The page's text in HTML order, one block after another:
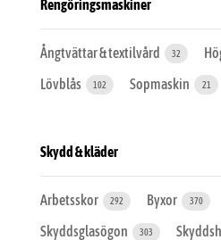
Rengöringsmaskiner
Ångtvättar & textilvård 32
Lövblås 102 Sopmaskin 21
Skydd & kläder
Arbetsskor 292 Byxor 370
Skyddsglasögon 303